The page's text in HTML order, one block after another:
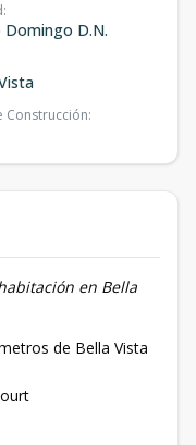
:
Domingo D.N.
Construcción:
en Bella
de Bella Vista